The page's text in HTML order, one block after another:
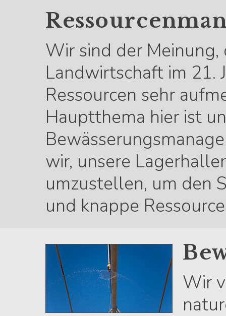
Wir sind der
Landwirtschaft im 21.
Ressourcen sehr
Hauptthema hier ist
wir, unsere
umzustellen, um den
und knappe
Wir